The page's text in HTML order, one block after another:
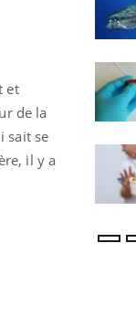
et
de la
sait se
il y a
nuit-il à
de la
une tique en
reste dans